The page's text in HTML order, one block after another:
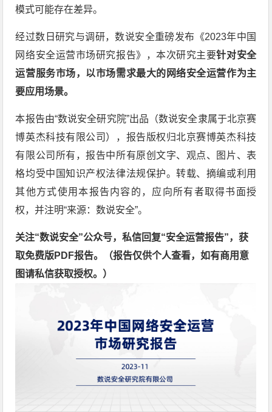
模式可能存在差异。
经过数日研究与调研，数说安全重磅发布《2023年中国
网络安全运营市场研究报告》，本次研究主要针对安全
运营服务市场，以市场需求最大的网络安全运营作为主
要应用场景。
本报告由“数说安全研究院”出品（数说安全隶属于北京赛
博英杰科技有限公司），报告版权归北京赛博英杰科技
有限公司所有，报告中所有原创文字、观点、图片、表
格均受中国知识产权法律法规保护。转载、摘编或利用
其他方式使用本报告内容的，应向所有者取得书面授
权，并注明“来源：数说安全”。
关注“数说安全”公众号，私信回复“安全运营报告”，获
取免费版PDF报告。
（报告仅供个人查看，如有商用意
图请私信获取授权。）